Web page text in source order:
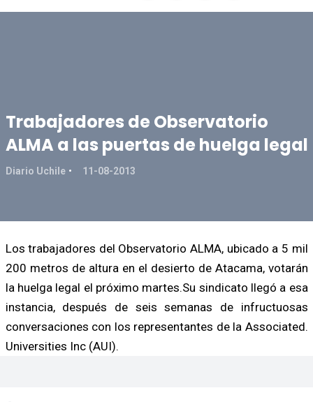
Trabajadores de Observatorio
ALMA a las puertas de huelga legal
Diario Uchile 11-08-2013
Los trabajadores del Observatorio ALMA, ubicado a 5 mil
200 metros de altura en el desierto de Atacama, votarán
la huelga legal el próximo martes.Su sindicato llegó a esa
instancia, después de seis semanas de infructuosas
conversaciones con los representantes de la Associated.
Universities Inc (AUI).